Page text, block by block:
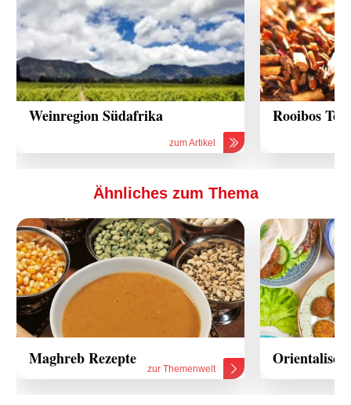
Weinregion Südafrika
zum Artikel
Rooibos Tee
Ähnliches zum Thema
Maghreb Rezepte
zur Themenwelt